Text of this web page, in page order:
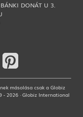
DONÁT U 3.
másolása csak a Globiz
2026 · Globiz International